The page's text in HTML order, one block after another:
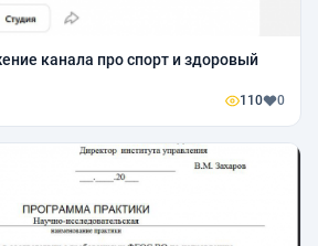
канала про спорт и здоровый
110 0